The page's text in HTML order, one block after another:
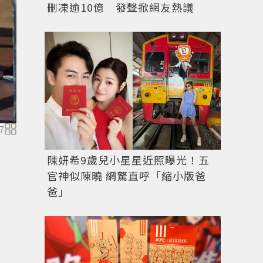
7 圖／VOGUE提供
刪凍逾10億 發聲掀網友熱議
陳妍希9歲兒小星星近照曝光！五
官神似陳曉 網驚直呼「縮小版爸
爸」